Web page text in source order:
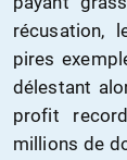
récusation,
pires
délestant
profit
millions de